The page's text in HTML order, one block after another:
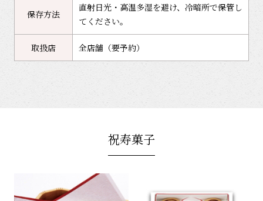
保存方法
直射日光・高温多湿を避け、冷暗所で保管し
てください。
取扱店 全店舗（要予約）
祝寿菓子